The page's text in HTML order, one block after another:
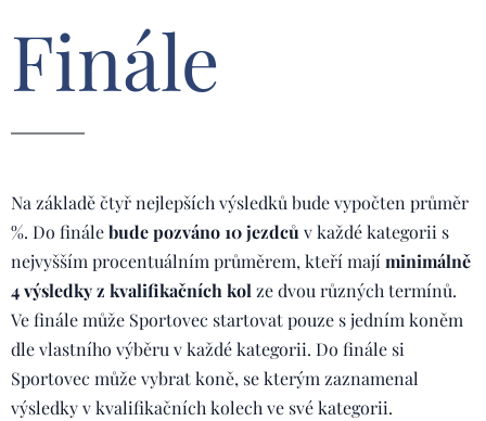
Finále
Na základě čtyř nejlepších výsledků bude vypočten průměr
%. Do finálebude pozváno 10 jezdcův každé kategorii s
nejvyšším procentuálním průměrem, kteří majíminimálně
4 výsledky z kvalifikačních kolze dvou různých termínů.
Ve finále může Sportovec startovat pouze s jedním koněm
dle vlastního výběru v každé kategorii. Do finále si
Sportovec může vybrat koně, se kterým zaznamenal
výsledky v kvalifikačních kolech ve své kategorii.